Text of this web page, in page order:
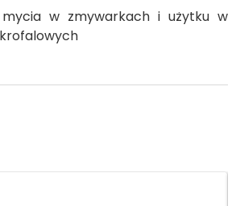
w zmywarkach i użytku w